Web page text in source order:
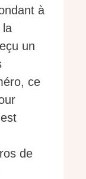
à
la
un
ce
de